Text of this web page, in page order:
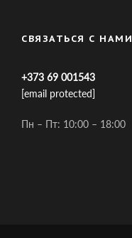
СВЯЗАТЬСЯ С НАМИ
+373 69 001543
[email protected]
Пн – Пт: 10:00 – 18:00